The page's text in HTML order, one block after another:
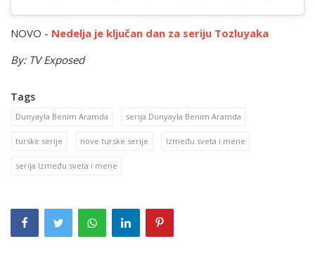
NOVO - Nedelja je ključan dan za seriju Tozluyaka
By: TV Exposed
Tags
Dunyayla Benim Aramda serija Dunyayla Benim Aramda
turske serije nove turske serije Između sveta i mene
serija Između sveta i mene